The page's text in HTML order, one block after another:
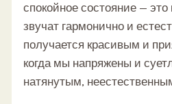
спокойное состояние —
звучат гармонично и
получается красивым и
когда мы напряжены и
натянутым,